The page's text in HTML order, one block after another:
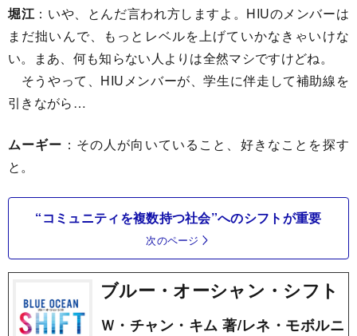
堀江：いや、とんだ言われ方しますよ。HIUのメンバーは
まだ拙いんで、もっとレベルを上げていかなきゃいけな
い。まあ、何も知らない人よりは全然マシですけどね。
そうやって、HIUメンバーが、学生に伴走して補助線を
引きながら…
ムーギー ：その人が向いていること、好きなことを探す
と。
“コミュニティを複数持つ社会”へのシフトが重要
次のページ
ブルー・オーシャン・シフト
Ｗ・チャン・キム 著/レネ・モボルニ